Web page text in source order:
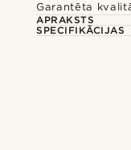
Garantēta
APRAKSTS
SPECIFIKĀCIJAS